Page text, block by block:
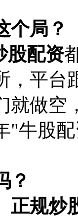
个局？
股配资
，平台
就做空
"牛股
？
正规炒